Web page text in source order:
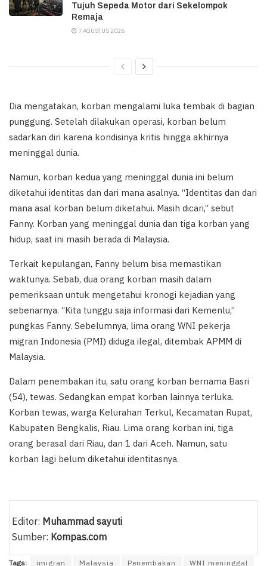
Tujuh Sepeda Motor dari Sekelompok
Remaja
7 AGUSTUS 2026
Dia mengatakan, korban mengalami luka tembak di bagian
punggung. Setelah dilakukan operasi, korban belum
sadarkan diri karena kondisinya kritis hingga akhirnya
meninggal dunia.
Namun, korban kedua yang meninggal dunia ini belum
diketahui identitas dan dari mana asalnya. “Identitas dan dari
mana asal korban belum diketahui. Masih dicari,” sebut
Fanny. Korban yang meninggal dunia dan tiga korban yang
hidup, saat ini masih berada di Malaysia.
Terkait kepulangan, Fanny belum bisa memastikan
waktunya. Sebab, dua orang korban masih dalam
pemeriksaan untuk mengetahui kronogi kejadian yang
sebenarnya. “Kita tunggu saja informasi dari Kemenlu,”
pungkas Fanny. Sebelumnya, lima orang WNI pekerja
migran Indonesia (PMI) diduga ilegal, ditembak APMM di
Malaysia.
Dalam penembakan itu, satu orang korban bernama Basri
(54), tewas. Sedangkan empat korban lainnya terluka.
Korban tewas, warga Kelurahan Terkul, Kecamatan Rupat,
Kabupaten Bengkalis, Riau. Lima orang korban ini, tiga
orang berasal dari Riau, dan 1 dari Aceh. Namun, satu
korban lagi belum diketahui identitasnya.
Editor: Muhammad sayuti
Sumber: Kompas.com
Tags: imigran Malaysia Penembakan WNI meninggal